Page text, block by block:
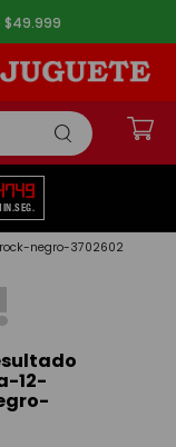
49
SEG.
negro-3702602
12-